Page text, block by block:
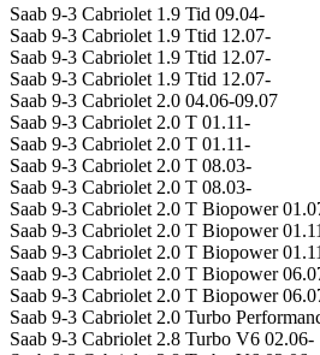
Saab 9-3 Cabriolet 1.9 Tid 09.04-
Saab 9-3 Cabriolet 1.9 Ttid 12.07-
Saab 9-3 Cabriolet 1.9 Ttid 12.07-
Saab 9-3 Cabriolet 1.9 Ttid 12.07-
Saab 9-3 Cabriolet 2.0 04.06-09.07
Saab 9-3 Cabriolet 2.0 T 01.11-
Saab 9-3 Cabriolet 2.0 T 01.11-
Saab 9-3 Cabriolet 2.0 T 08.03-
Saab 9-3 Cabriolet 2.0 T 08.03-
Saab 9-3 Cabriolet 2.0 T Biopower
Saab 9-3 Cabriolet 2.0 T Biopower
Saab 9-3 Cabriolet 2.0 T Biopower
Saab 9-3 Cabriolet 2.0 T Biopower
Saab 9-3 Cabriolet 2.0 T Biopower
Saab 9-3 Cabriolet 2.0 Turbo
Saab 9-3 Cabriolet 2.8 Turbo V6 02.06-